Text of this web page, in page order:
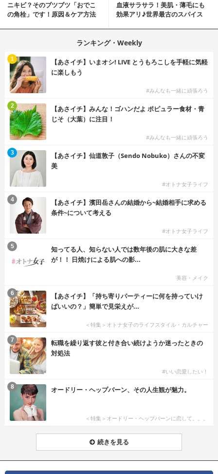
ニキビ？そのブツブツ「おでこ
の角栓」です！原因＆ケア方法
血液サラサラ！美肌・薄毛にも
効果アリ♪世界最古のスパイス
ランキング・Weekly
【あさイチ】いまオシ! LIVE とうもろこしを手軽に気軽
に楽しもう
#みんなも一緒に頑張ろう
1
【あさイチ】みんな！ゴハンだよ ポピュラー食材・青
じそ（大葉）に注目！
#みんなも一緒に頑張ろう
2
【あさイチ】仙道敦子（Sendo Nobuko）さんの不変
美
#オトナ女子ライフ
3
【あさイチ】濱田岳さんの結婚から~結婚相手に求める
条件~について考える
#オトナ女子ライフ
4
知ってる人、知らない人では数年後の肌に大きな差
が！！ 日焼けによる肌への影...
美容・メイク
5
【あさイチ】「持ち寄りパーティーに何を持っていけ
ばいいの？」簡単で見栄えが...
＜特集＞オトナ女子のライフスタイル・カルチャー
6
転職を繰り返す彼と付き合い続けようか迷ったときの
対処法
#いい恋愛したい！
7
オードリー・ヘップバーン、その人生観が魅力。
＜特集＞オードリー・ヘップバーンに恋して。。。
8
続きを見る